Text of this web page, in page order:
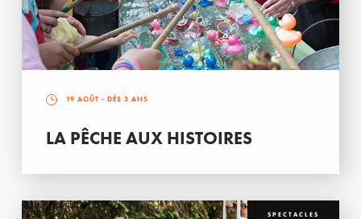
19 AOÛT - DÈS 3 ANS
LA PÊCHE AUX HISTOIRES
SPECTACLES